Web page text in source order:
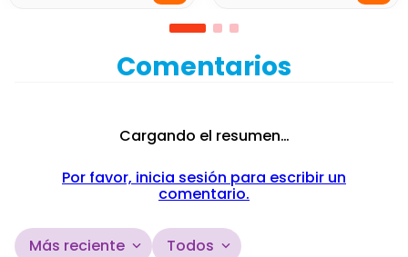
Comentarios
Cargando el resumen…
Por favor, inicia sesión para escribir un
comentario.
Más reciente Todos